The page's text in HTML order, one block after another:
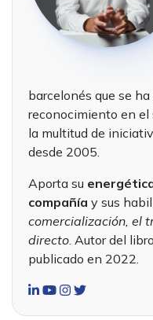
barcelonés que se
reconocimiento en el
la multitud de
desde 2005.
Aporta su
compañía y sus
comercialización, el
directo. Autor del libro
publicado en 2022.